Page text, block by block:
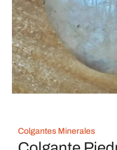
Colgantes Minerales